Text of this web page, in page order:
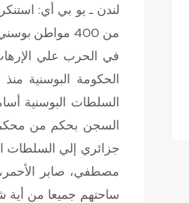
لندن ـ يو بي أي:
من 400 مواطن
في الحرب علي
السجن بحكم من
جزائري إلي السلطات
مصطفي، صابر
ساحتهم جميعا من أية شبهة